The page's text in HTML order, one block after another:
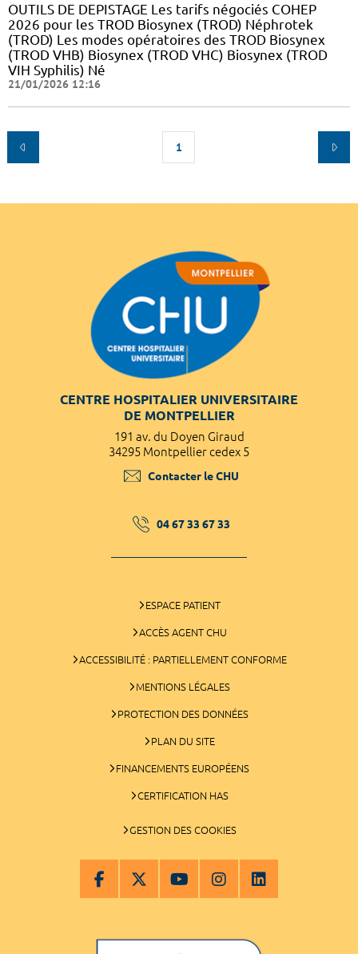
OUTILS DE DEPISTAGE Les tarifs négociés COHEP
2026 pour les TROD Biosynex (TROD) Néphrotek
(TROD) Les modes opératoires des TROD Biosynex
(TROD VHB) Biosynex (TROD VHC) Biosynex (TROD
VIH Syphilis) Né
21/01/2026 12:16
1
CENTRE HOSPITALIER UNIVERSITAIRE
DE MONTPELLIER
191 av. du Doyen Giraud
34295 Montpellier cedex 5
Contacter le CHU
04 67 33 67 33
ESPACE PATIENT
ACCÈS AGENT CHU
ACCESSIBILITÉ : PARTIELLEMENT CONFORME
MENTIONS LÉGALES
PROTECTION DES DONNÉES
PLAN DU SITE
FINANCEMENTS EUROPÉENS
CERTIFICATION HAS
GESTION DES COOKIES